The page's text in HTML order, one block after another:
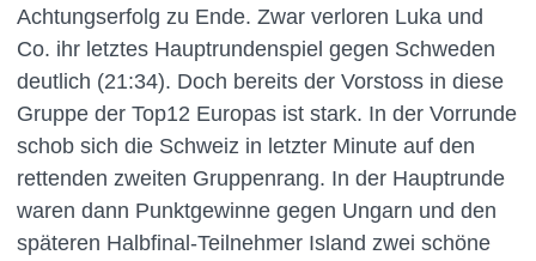
Achtungserfolg zu Ende. Zwar verloren Luka und
Co. ihr letztes Hauptrundenspiel gegen Schweden
deutlich (21:34). Doch bereits der Vorstoss in diese
Gruppe der Top12 Europas ist stark. In der Vorrunde
schob sich die Schweiz in letzter Minute auf den
rettenden zweiten Gruppenrang. In der Hauptrunde
waren dann Punktgewinne gegen Ungarn und den
späteren Halbfinal-Teilnehmer Island zwei schöne